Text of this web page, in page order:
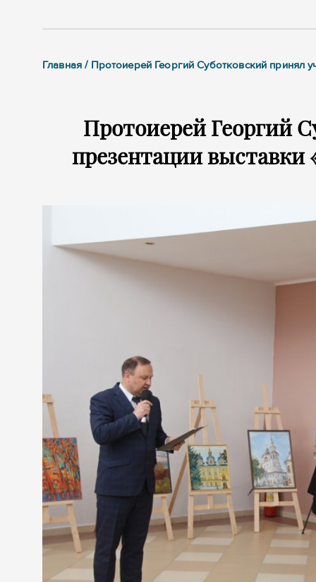
Главная / Протоиерей Георгий Суботковский принял
Протоиерей Георгий
презентации выставки